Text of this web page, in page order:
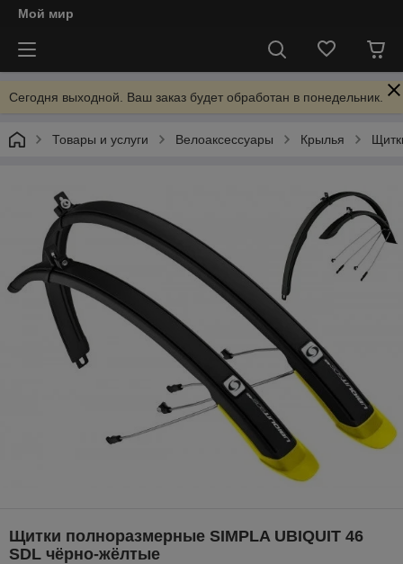
Мой мир
Сегодня выходной. Ваш заказ будет обработан в понедельник.
Товары и услуги Велоаксессуары Крылья
Щитки полноразмерные SIMPLA UBIQUIT 46
SDL чёрно-жёлтые